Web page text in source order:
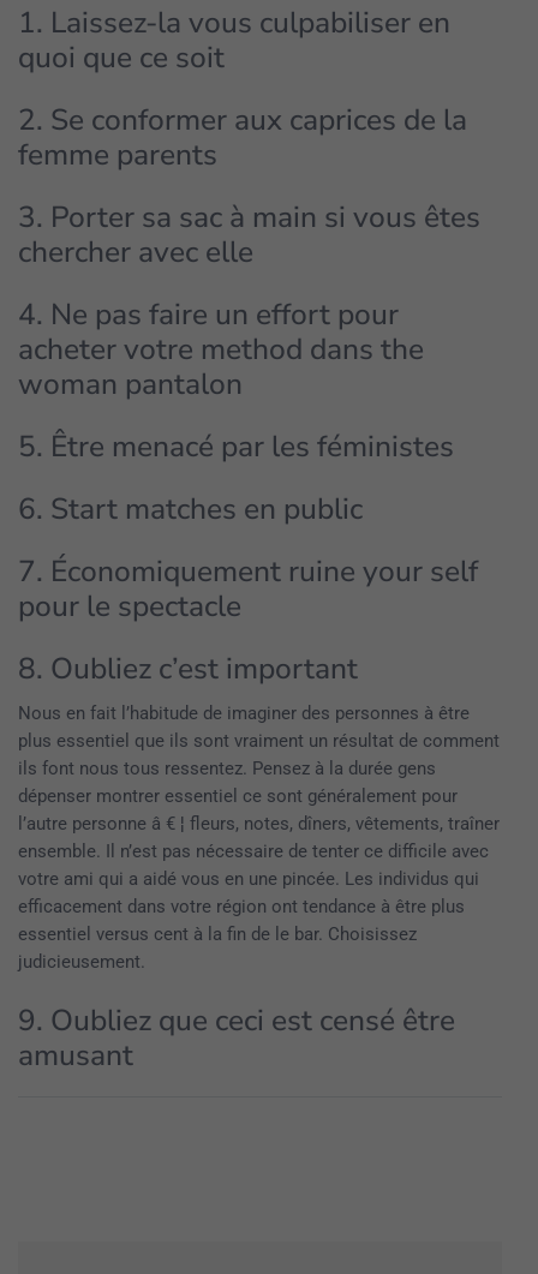
1. Laissez-la vous culpabiliser en
quoi que ce soit
2. Se conformer aux caprices de la
femme parents
3. Porter sa sac à main si vous êtes
chercher avec elle
4. Ne pas faire un effort pour
acheter votre method dans the
woman pantalon
5. Être menacé par les féministes
6. Start matches en public
7. Économiquement ruine your self
pour le spectacle
8. Oubliez c’est important
Nous en fait l’habitude de imaginer des personnes à être
plus essentiel que ils sont vraiment un résultat de comment
ils font nous tous ressentez. Pensez à la durée gens
dépenser montrer essentiel ce sont généralement pour
l’autre personne â € ¦ fleurs, notes, dîners, vêtements, traîner
ensemble. Il n’est pas nécessaire de tenter ce difficile avec
votre ami qui a aidé vous en une pincée. Les individus qui
efficacement dans votre région ont tendance à être plus
essentiel versus cent à la fin de le bar. Choisissez
judicieusement.
9. Oubliez que ceci est censé être
amusant